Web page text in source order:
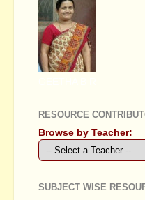
RESOURCE
Browse by Teacher:
SUBJECT WISE